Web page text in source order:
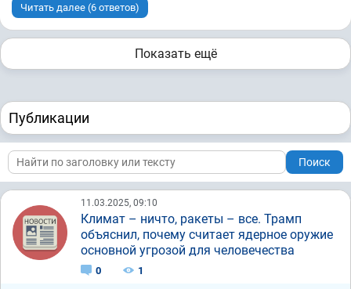
Читать далее (6 ответов)
Показать ещё
Публикации
Поиск
11.03.2025, 09:10
Климат – ничто, ракеты – все. Трамп
объяснил, почему считает ядерное оружие
основной угрозой для человечества
0 1